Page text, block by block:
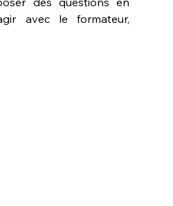
avec le formateur,